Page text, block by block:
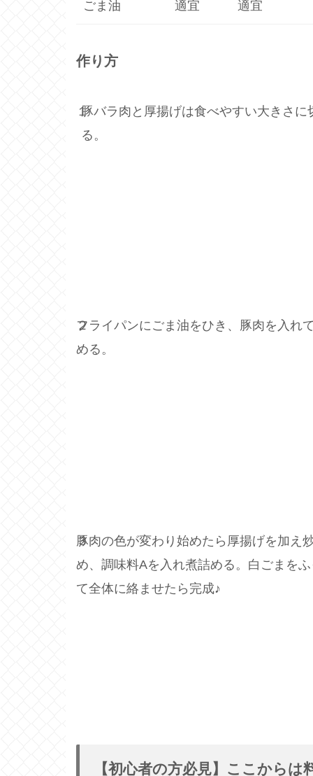
ごま油 適宜 適宜
作り方
１
豚バラ肉と厚揚げは食べやすい大きさに
る。
２
フライパンにごま油をひき、豚肉を入れ
める。
３
豚肉の色が変わり始めたら厚揚げを加え
め、調味料Aを入れ煮詰める。白ごまを
て全体に絡ませたら完成♪
【初心者の方必見】ここから